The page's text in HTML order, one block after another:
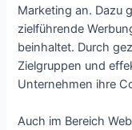
Marketing an. Dazu
zielführende
beinhaltet. Durch
Zielgruppen und
Unternehmen ihre
Auch im Bereich